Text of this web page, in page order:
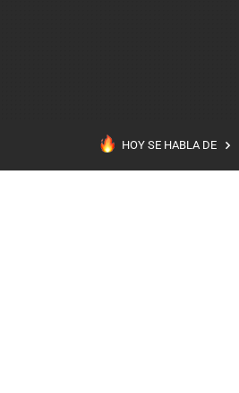
HOY SE HABLA DE